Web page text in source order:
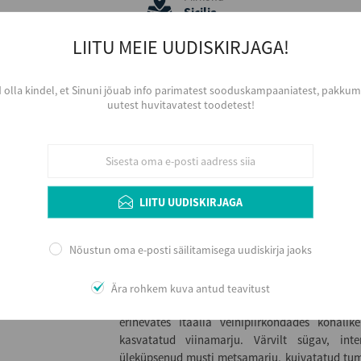
Sicilia
Itaalia
2025
Värvus
Kergelt jahutatuna, 15 - 17 ºC, sihvaka
Arengupotentsiaal veinikeldris kuni 3 aastat
2015 aastal 3 ettevõtliku inimese: Alessandro
poolt rajatud kommertslik veinitootja Põhja
erinevates Itaalia veinipiirkondades
kasvatatud viinamarju. Värvilt sügav,
üleküpsenud musti metsamarju, kuivatatud
LIITU MEIE UUDISKIRJAGA!
olla kindel, et Sinuni jõuab info parimatest sooduskampaaniatest,
uutest huvitavatest toodetest!
LIITU UUDISKIRJAGA
Nõustun oma e-posti säilitamisega uudiskirja jaoks
Ära rohkem kuva antud teavitust